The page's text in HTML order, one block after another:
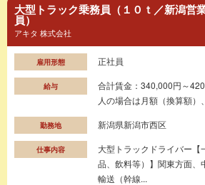
大型トラック乗務員（１０ｔ／新潟営
員）
アキタ 株式会社
雇用形態 正社員
給与
合計賃金：340,000円～
人の場合は月額（換算額）
勤務地 新潟県新潟市西区
仕事内容
大型トラックドライバー【
品、飲料等）】関東方面、
輸送（幹線...